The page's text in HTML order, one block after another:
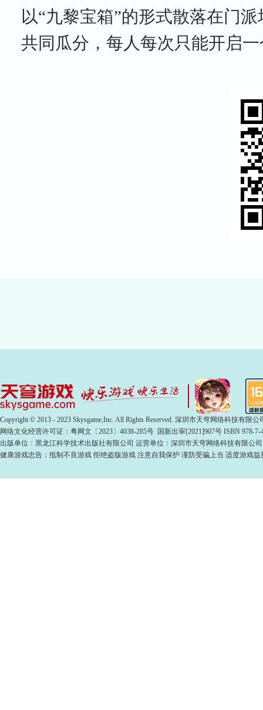
以“九黎宝箱”的形式散落在门
共同瓜分，每人每次只能开启
Copyright © 2013 - 2023 Skysgame,Inc. All Rights Reserved. 深圳市天穹网络科技有限
网络文化经营许可证：粤网文〔2023〕4038-285号 国新出审[2021]907号 ISBN 978-7-
出版单位：黑龙江科学技术出版社有限公司 运营单位：深圳市天穹网络科技有限公
健康游戏忠告：抵制不良游戏 拒绝盗版游戏 注意自我保护 谨防受骗上当 适度游戏